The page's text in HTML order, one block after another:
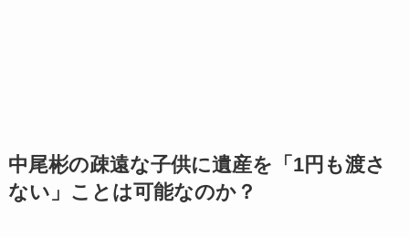
中尾彬の疎遠な子供に遺産を「1円も渡さ
ない」ことは可能なのか？